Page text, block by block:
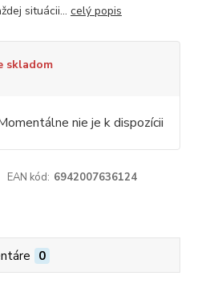
situácii... celý popis
skladom
nie je k dispozícii
EAN kód: 6942007636124
0